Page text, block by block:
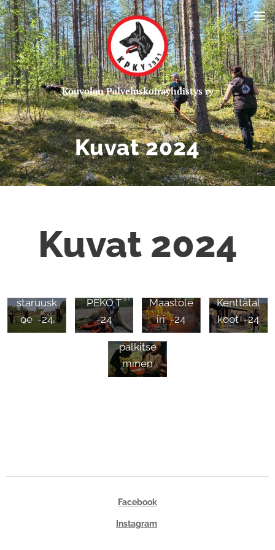
Kouvolan Palveluskoirayhdistys ry
Kuvat 2024
Kuvat 2024
staruusk
oe -24
PEKO T
-24
Maastole
iri -24
Kenttätal
koot -24
Ari
Kansikka
an
palkitse
minen
Facebook
Instagram